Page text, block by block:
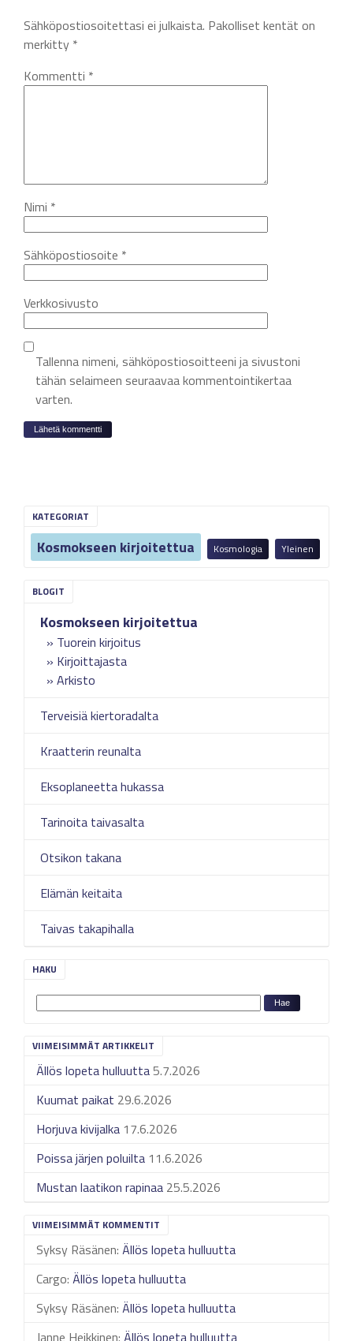
KATEGORIAT
Kosmokseen kirjoitettua Kosmologia Yleinen
Kosmokseen kirjoitettua
Tuorein kirjoitus
Kirjoittajasta
Arkisto
Terveisiä kiertoradalta
Kraatterin reunalta
Eksoplaneetta hukassa
Tarinoita taivasalta
Otsikon takana
Elämän keitaita
Taivas takapihalla
HAKU
VIIMEISIMMÄT ARTIKKELIT
Ällös lopeta hulluutta5.7.2026
Kuumat paikat 29.6.2026
Horjuva kivijalka 17.6.2026
Poissa järjen poluilta 11.6.2026
Mustan laatikon rapinaa 25.5.2026
VIIMEISIMMÄT KOMMENTIT
Syksy Räsänen: Ällös lopeta hulluutta
Cargo: Ällös lopeta hulluutta
Syksy Räsänen: Ällös lopeta hulluutta
Janne Heikkinen: Ällös lopeta hulluutta
Sähköpostiosoitettasi ei julkaista. Pakolliset kentät on
merkitty *
Kommentti *
Nimi *
Sähköpostiosoite *
Verkkosivusto
Tallenna nimeni, sähköpostiosoitteeni ja sivustoni
tähän selaimeen seuraavaa kommentointikertaa
varten.